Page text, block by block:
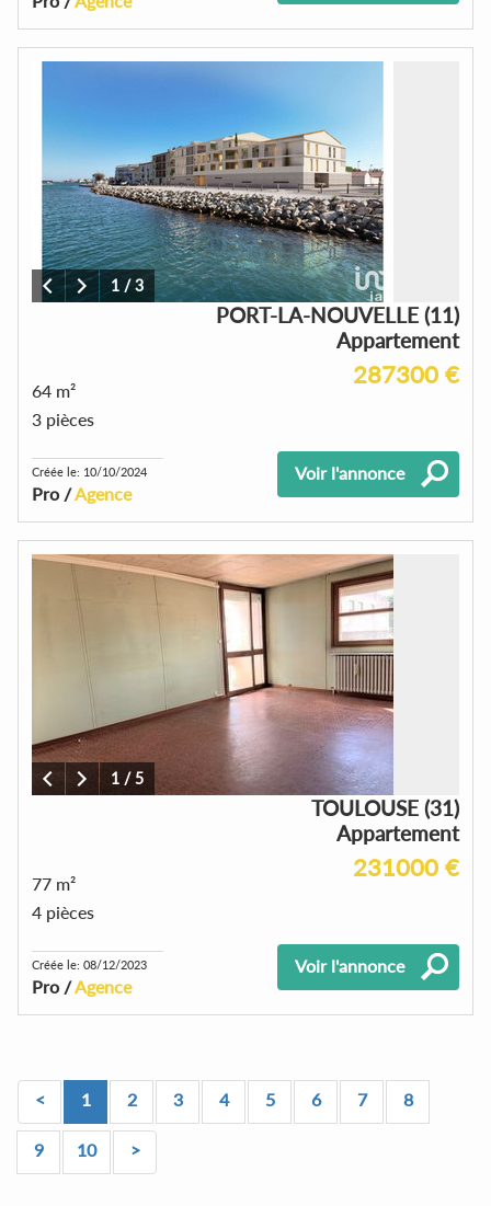
1 /3
PORT-LA-NOUVELLE (11)
Appartement
287300 €
64 m²
3 pièces
Créée le: 10/10/2024
Pro /Agence
Voir l'annonce
1 /5
TOULOUSE (31)
Appartement
231000 €
77 m²
4 pièces
Créée le: 08/12/2023
Pro /Agence
Voir l'annonce
< 1 2 3 4 5 6 7 8
9 10 >